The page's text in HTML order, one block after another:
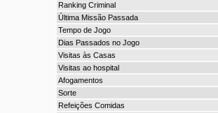
Ranking Criminal
Última Missão Passada
Tempo de Jogo
Dias Passados no Jogo
Visitas às Casas
Visitas ao hospital
Afogamentos
Sorte
Refeições Comidas